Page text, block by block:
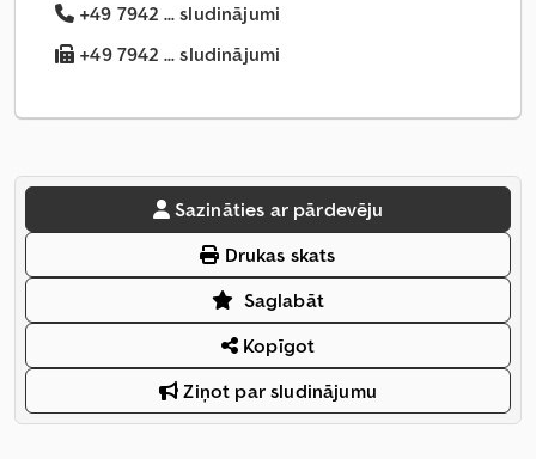
+49 7942 ... sludinājumi
+49 7942 ... sludinājumi
Sazināties ar pārdevēju
Drukas skats
Saglabāt
Kopīgot
Ziņot par sludinājumu